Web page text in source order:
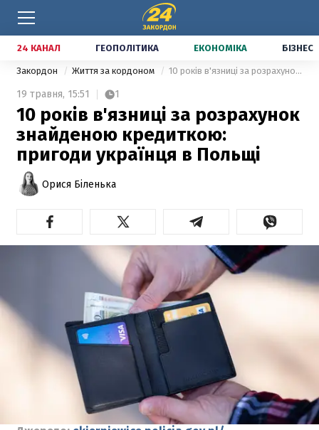
24 КАНАЛ ГЕОПОЛІТИКА ЕКОНОМІКА БІЗНЕС
Закордон Життя за кордоном 10 років в'язниці за розрахунок знайденою кредиткою: пригоди українця в Польщі
19 травня, 15:51 1
10 років в'язниці за розрахунок
знайденою кредиткою:
пригоди українця в Польщі
Орися Біленька